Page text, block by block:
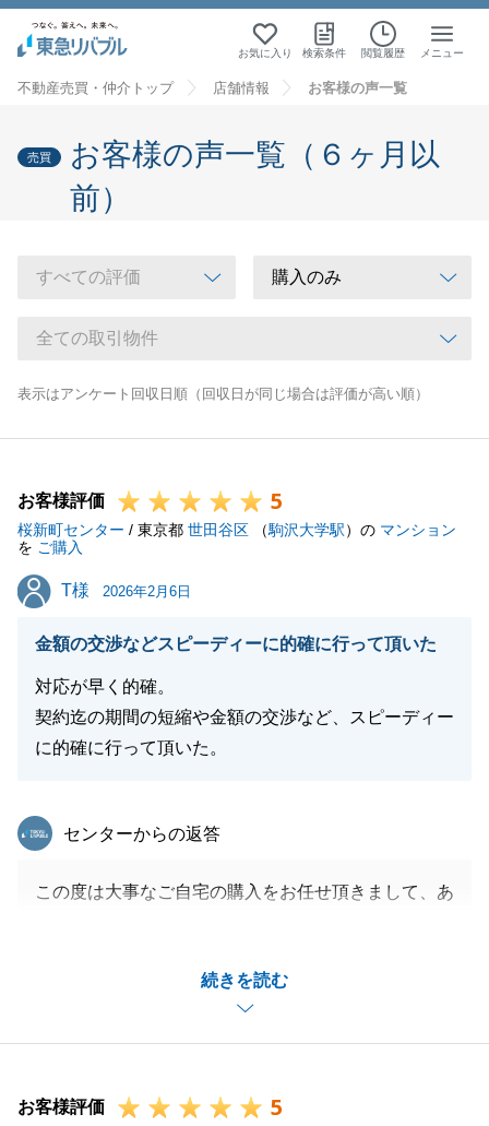
お気に入り 検索条件 閲覧履歴 メニュー
不動産売買・仲介トップ 店舗情報 お客様の声一覧
売買
お客様の声一覧（６ヶ月以
前）
表示はアンケート回収日順（回収日が同じ場合は評価が高い順）
お客様評価 5
桜新町センター / 東京都 世田谷区 （駒沢大学駅）の マンション
を ご購入
T様
T様 2026年2月6日
金額の交渉などスピーディーに的確に行って頂いた
対応が早く的確。
契約迄の期間の短縮や金額の交渉など、スピーディー
に的確に行って頂いた。
続きを読む
東急リバブル
センターからの返答
この度は大事なご自宅の購入をお任せ頂きまして、あ
引続き、お住まいに関すお悩み等ございましたら、お
気軽にご相談頂ければと思います。
今後とも、どうぞ宜しくお願い申し上げます。
お客様評価 5